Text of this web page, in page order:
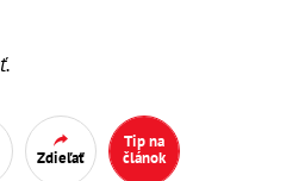
Zdieľať
Tip na
článok